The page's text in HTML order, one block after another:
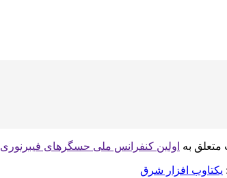
به اولین کنفرانس ملی حسگرهای فیبرنوری
یکتاوب افزار شرق